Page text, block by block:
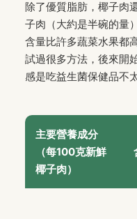
除了優質脂肪，椰子肉
子肉（大約是半碗的量
含量比許多蔬菜水果都
試過很多方法，後來開
感是吃益生菌保健品不
主要營養成分
（每100克新鮮
椰子肉）